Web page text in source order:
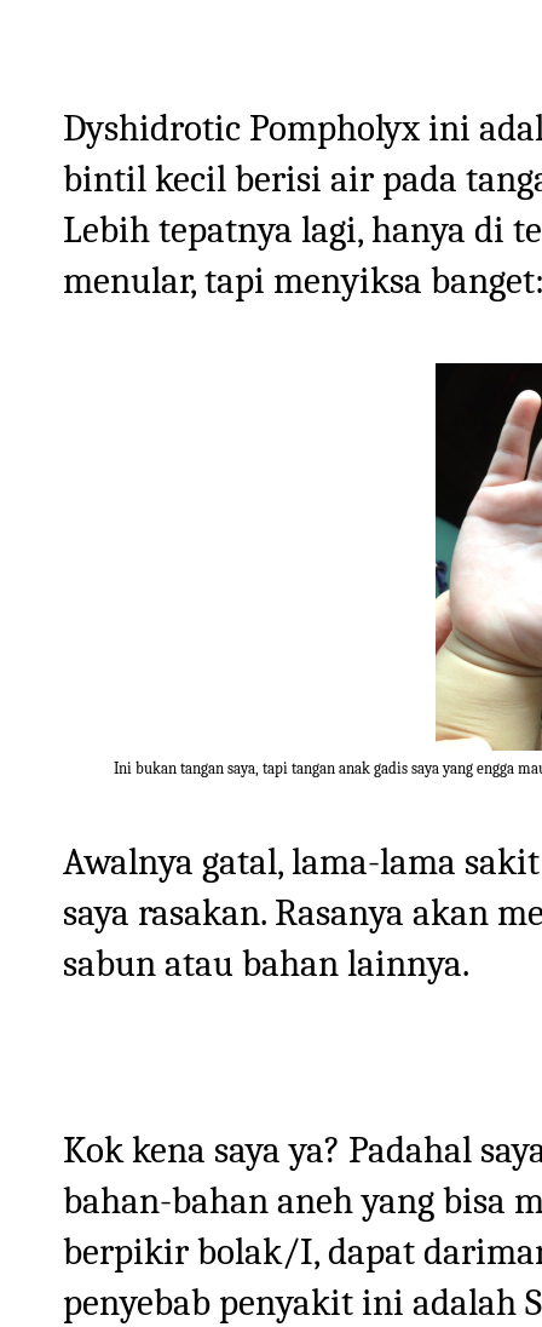
Dyshidrotic Pompholyx ini
bintil kecil berisi air pada
Lebih tepatnya lagi, hanya di
menular, tapi menyiksa
Ini bukan tangan saya, tapi tangan anak gadis saya yang engga
Awalnya gatal, lama-lama
saya rasakan. Rasanya akan
sabun atau bahan lainnya.
Kok kena saya ya? Padahal
bahan-bahan aneh yang bisa
berpikir bolak/I, dapat
penyebab penyakit ini adalah